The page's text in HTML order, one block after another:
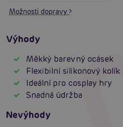
Možnosti dopravy
Výhody
Měkký barevný ocásek
Flexibilní silikonový kolík
Ideální pro cosplay hry
Snadná údržba
Nevýhody